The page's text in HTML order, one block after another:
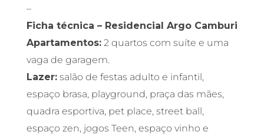
–
Ficha técnica – Residencial Argo Camburi
Apartamentos:2 quartos com suíte e uma
vaga de garagem.
Lazer:salão de festas adulto e infantil,
espaço brasa, playground, praça das mães,
quadra esportiva, pet place, street ball,
espaço zen, jogos Teen, espaço vinho e